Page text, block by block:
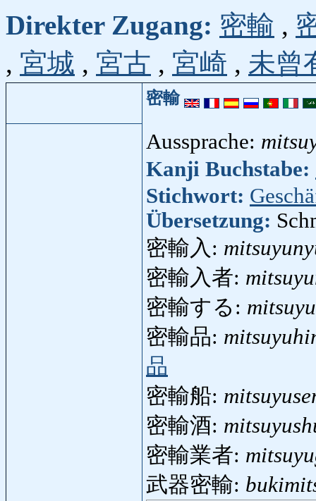
Direkter Zugang: 密輸 ,
, 宮城 , 宮古 , 宮崎 , 未曾
密輸
Aussprache:
Kanji Buchstabe:
Stichwort:
Übersetzung:
密輸入:
密輸入者:
密輸する:
密輸品:
品
密輸船:
密輸酒:
密輸業者:
武器密輸: